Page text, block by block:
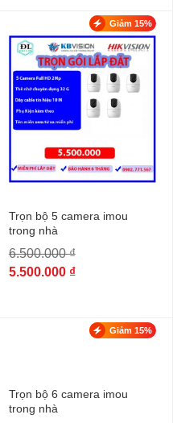
Giảm 15%
Trọn bộ 5 camera imou
trong nhà
6.500.000₫
5.500.000 ₫
Giảm 15%
Trọn bộ 6 camera imou
trong nhà